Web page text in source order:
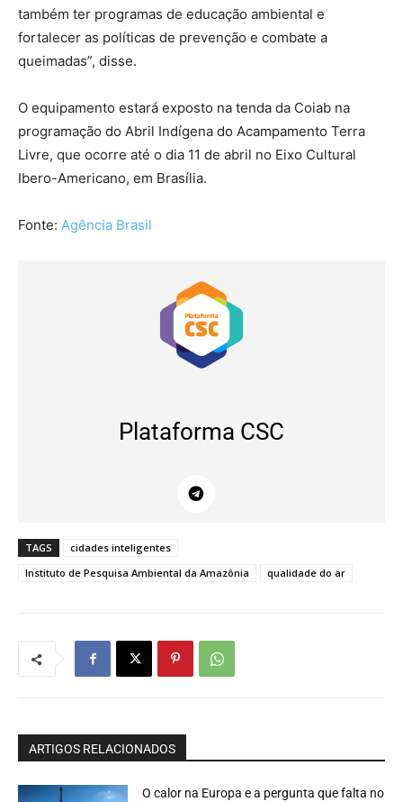
também ter programas de educação ambiental e
fortalecer as políticas de prevenção e combate a
queimadas”, disse.
O equipamento estará exposto na tenda da Coiab na
programação do Abril Indígena do Acampamento Terra
Livre, que ocorre até o dia 11 de abril no Eixo Cultural
Ibero-Americano, em Brasília.
Fonte: Agência Brasil
Plataforma CSC
TAGS
cidades inteligentes
Instituto de Pesquisa Ambiental da Amazônia
qualidade do ar
ARTIGOS RELACIONADOS
O calor na Europa e a pergunta que falta no